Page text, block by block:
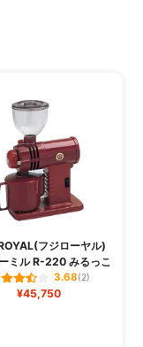
フジローヤル)
ミル R-220 みるっこ
3.68(2)
¥45,750